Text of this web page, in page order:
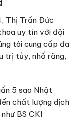
Thị Trấn Đức
uy tín với đội
tôi cung cấp đa
trị tủy, nhổ răng,
5 sao Nhật
chất lượng dịch
BS CKI